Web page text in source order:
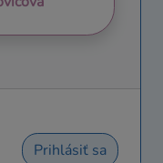
Prihlásiť sa